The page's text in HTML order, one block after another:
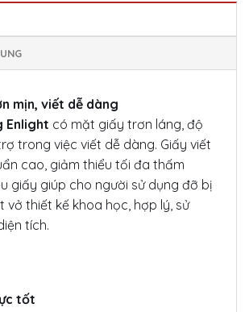
mịn, viết dễ dàng
Enlight có mặt giấy trơn láng, độ
trong việc viết dễ dàng. Giấy viết
cao, giảm thiểu tối đa thấm
giấy giúp cho người sử dụng đỡ bị
vở thiết kế khoa học, hợp lý, sử
tích.
tốt